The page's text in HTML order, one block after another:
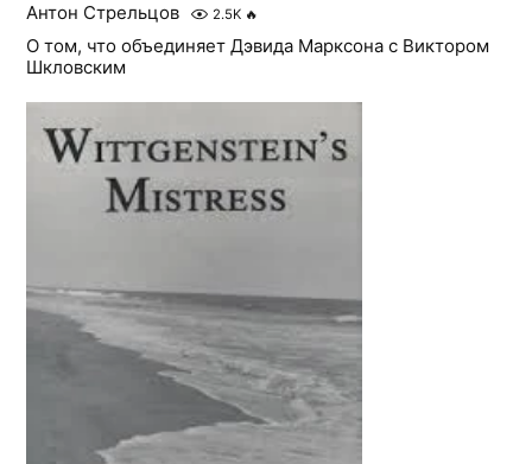
Антон Стрельцов 2.5K 🔥
О том, что объединяет Дэвида Марксона с Виктором
Шкловским